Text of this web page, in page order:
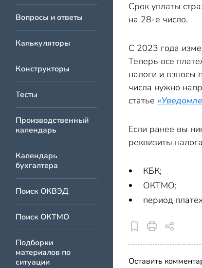
Вопросы и ответы
Калькуляторы
Конструкторы
Тесты
Производственный
календарь
Календарь
бухгалтера
Поиск ОКВЭД
Поиск ОКТМО
Подборки
материалов по
ситуации
Срок уплаты
на 28-е число.
С 2023 года
Теперь все
налоги и взносы
числа нужно
статье
Если ранее вы
реквизиты
КБК;
ОКТМО;
период
Оставить